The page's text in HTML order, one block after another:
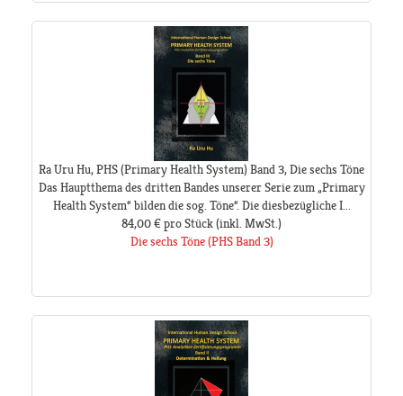
Ra Uru Hu, PHS (Primary Health System) Band 3, Die sechs Töne
Das Hauptthema des dritten Bandes unserer Serie zum „Primary
Health System“ bilden die sog. Töne“. Die diesbezügliche I...
84,00 €pro Stück(inkl. MwSt.)
Die sechs Töne (PHS Band 3)